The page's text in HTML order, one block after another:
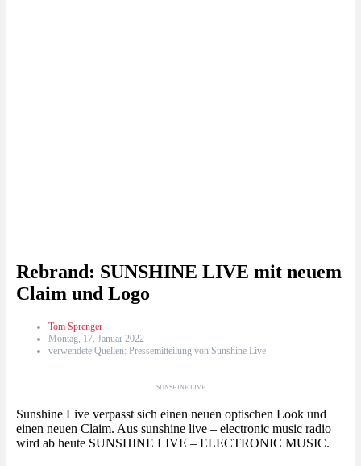
Rebrand: SUNSHINE LIVE mit neuem
Claim und Logo
Tom Sprenger
Montag, 17. Januar 2022
verwendete Quellen: Pressemitteilung von Sunshine Live
SUNSHINE LIVE
Sunshine Live verpasst sich einen neuen optischen Look und
einen neuen Claim. Aus sunshine live – electronic music radio
wird ab heute SUNSHINE LIVE – ELECTRONIC MUSIC.